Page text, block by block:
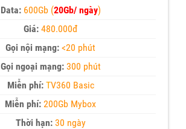
Data: 600Gb (20Gb/ ngày)
Giá:480.000đ
Gọi nội mạng:<20 phút
Gọi ngoại mạng: 300 phút
Miễn phí: TV360 Basic
Miễn phí:200Gb Mybox
Thời hạn:30 ngày